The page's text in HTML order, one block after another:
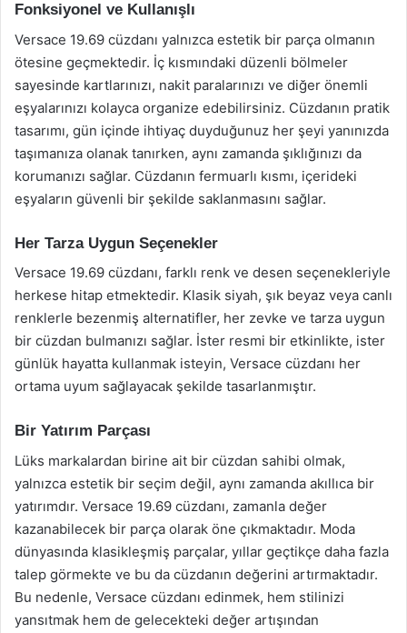
Fonksiyonel ve Kullanışlı
Versace 19.69 cüzdanı yalnızca estetik bir parça olmanın
ötesine geçmektedir. İç kısmındaki düzenli bölmeler
sayesinde kartlarınızı, nakit paralarınızı ve diğer önemli
eşyalarınızı kolayca organize edebilirsiniz. Cüzdanın pratik
tasarımı, gün içinde ihtiyaç duyduğunuz her şeyi yanınızda
taşımanıza olanak tanırken, aynı zamanda şıklığınızı da
korumanızı sağlar. Cüzdanın fermuarlı kısmı, içerideki
eşyaların güvenli bir şekilde saklanmasını sağlar.
Her Tarza Uygun Seçenekler
Versace 19.69 cüzdanı, farklı renk ve desen seçenekleriyle
herkese hitap etmektedir. Klasik siyah, şık beyaz veya canlı
renklerle bezenmiş alternatifler, her zevke ve tarza uygun
bir cüzdan bulmanızı sağlar. İster resmi bir etkinlikte, ister
günlük hayatta kullanmak isteyin, Versace cüzdanı her
ortama uyum sağlayacak şekilde tasarlanmıştır.
Bir Yatırım Parçası
Lüks markalardan birine ait bir cüzdan sahibi olmak,
yalnızca estetik bir seçim değil, aynı zamanda akıllıca bir
yatırımdır. Versace 19.69 cüzdanı, zamanla değer
kazanabilecek bir parça olarak öne çıkmaktadır. Moda
dünyasında klasikleşmiş parçalar, yıllar geçtikçe daha fazla
talep görmekte ve bu da cüzdanın değerini artırmaktadır.
Bu nedenle, Versace cüzdanı edinmek, hem stilinizi
yansıtmak hem de gelecekteki değer artışından